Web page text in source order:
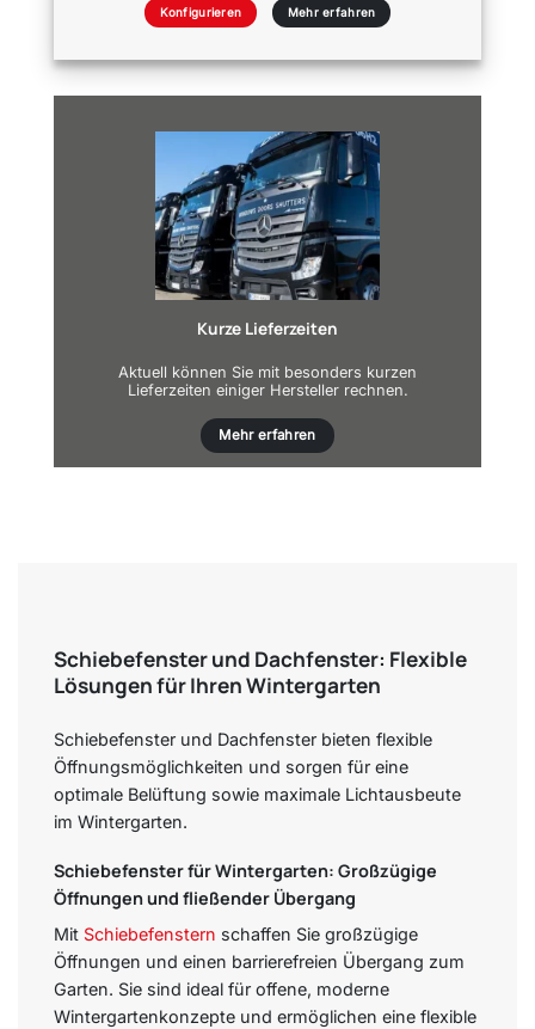
Konfigurieren Mehr erfahren
Kurze Lieferzeiten
Aktuell können Sie mit besonders kurzen
Lieferzeiten einiger Hersteller rechnen.
Mehr erfahren
Schiebefenster und Dachfenster: Flexible
Lösungen für Ihren Wintergarten
Schiebefenster und Dachfenster bieten flexible
Öffnungsmöglichkeiten und sorgen für eine
optimale Belüftung sowie maximale Lichtausbeute
im Wintergarten.
Schiebefenster für Wintergarten: Großzügige
Öffnungen und fließender Übergang
Mit Schiebefenstern schaffen Sie großzügige
Öffnungen und einen barrierefreien Übergang zum
Garten. Sie sind ideal für offene, moderne
Wintergartenkonzepte und ermöglichen eine flexible